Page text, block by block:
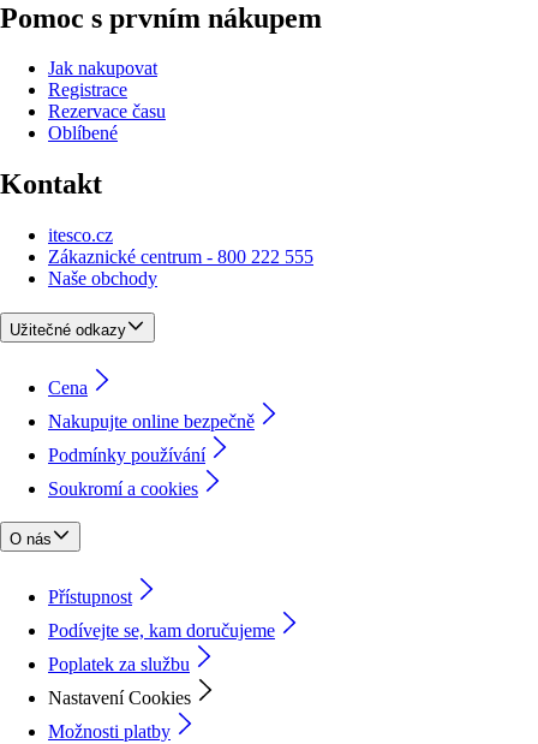
Pomoc s prvním nákupem
Jak nakupovat
Registrace
Rezervace času
Oblíbené
Kontakt
itesco.cz
Zákaznické centrum - 800 222 555
Naše obchody
Užitečné odkazy
Cena
Nakupujte online bezpečně
Podmínky používání
Soukromí a cookies
O nás
Přístupnost
Podívejte se, kam doručujeme
Poplatek za službu
Nastavení Cookies
Možnosti platby